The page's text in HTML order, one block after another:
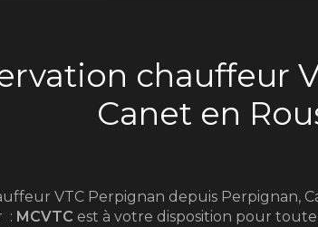
chauffeur
Canet en
VTC Perpignan depuis Perpignan,
: MCVTC est à votre disposition pour